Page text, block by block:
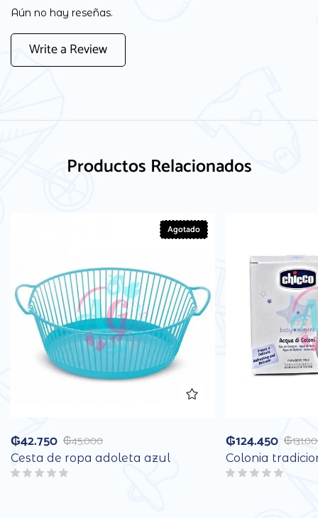
Aún no hay reseñas.
Write a Review
Productos Relacionados
Agotado
₲45.000
₲42.750
Cesta de ropa adoleta azul
₲
₲124.450
Colonia